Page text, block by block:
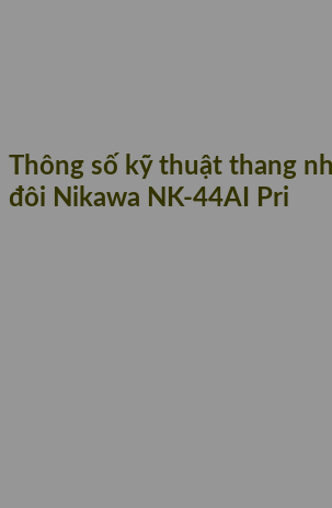
Thông số kỹ thuật thang
đôi Nikawa NK-44AI Pri